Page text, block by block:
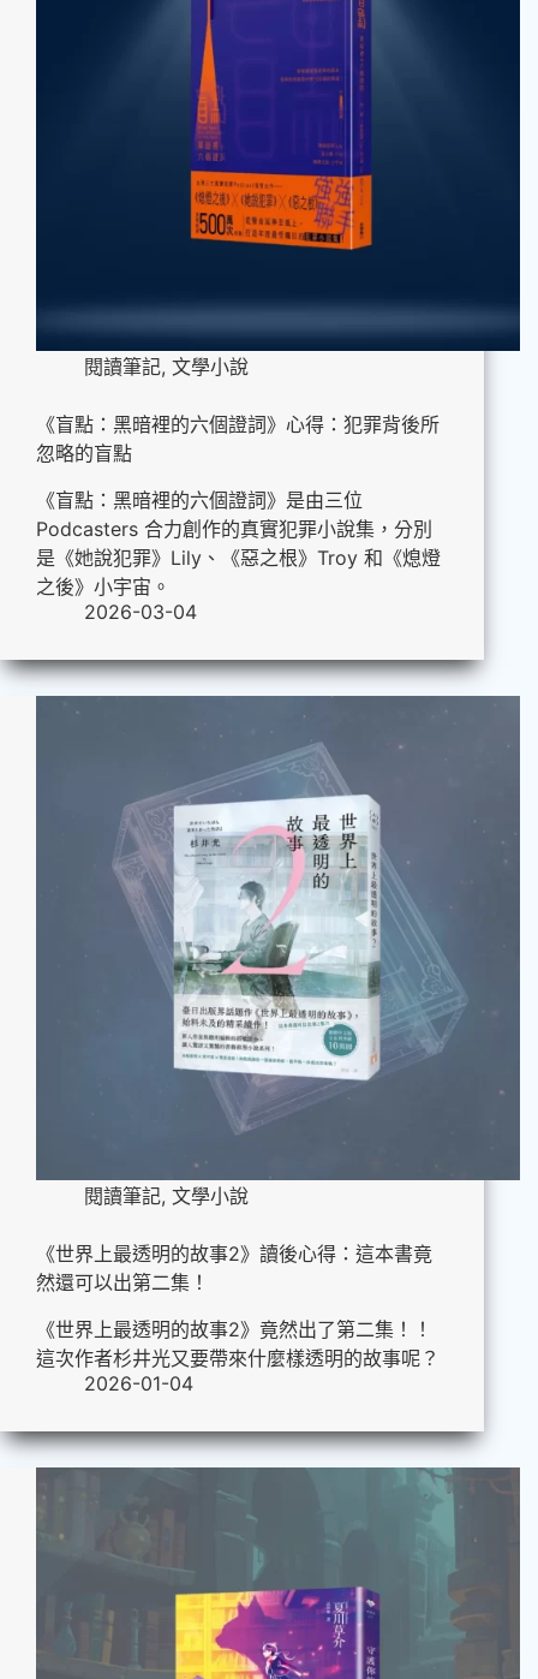
閱讀筆記, 文學小說
《盲點：黑暗裡的六個證詞》心得：犯罪背後所
忽略的盲點
《盲點：黑暗裡的六個證詞》是由三位
Podcasters 合力創作的真實犯罪小說集，分別
是《她說犯罪》Lily、《惡之根》Troy 和《熄燈
之後》小宇宙。
2026-03-04
閱讀筆記, 文學小說
《世界上最透明的故事2》讀後心得：這本書竟
然還可以出第二集！
《世界上最透明的故事2》竟然出了第二集！！
這次作者杉井光又要帶來什麼樣透明的故事呢？
2026-01-04